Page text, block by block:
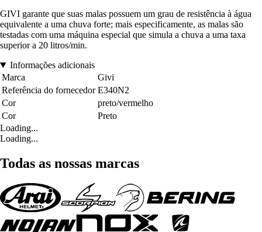
GIVI garante que suas malas possuem um grau de resistência à água
equivalente a uma chuva forte; mais especificamente, as malas são
testadas com uma máquina especial que simula a chuva a uma taxa
superior a 20 litros/min.
Informações adicionais
Marca
Givi
Referência do fornecedor E340N2
Cor
preto/vermelho
Cor
Preto
Loading...
Loading...
Todas as nossas marcas